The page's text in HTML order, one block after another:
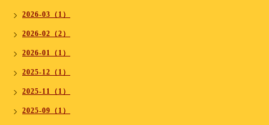
2026-03（1）
2026-02（2）
2026-01（1）
2025-12（1）
2025-11（1）
2025-09（1）